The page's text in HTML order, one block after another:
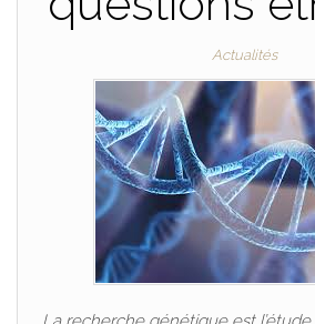
Actualités